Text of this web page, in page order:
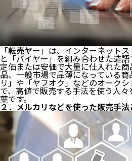
「転売ヤー」は、インターネット
と「バイヤー」を組み合わせた造語
定価または安価で大量に仕入れた
品、一般市場で品薄になっている
リ」や「ヤフオク」などのオーク
で、高値で販売する手法を使う人
葉です。
２．メルカリなどを使った販売手法